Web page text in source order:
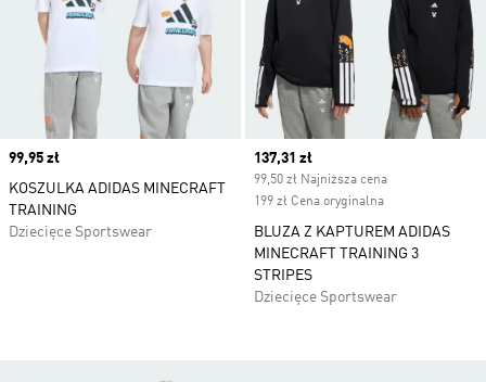
Price
99,95 zł
KOSZULKA ADIDAS MINECRAFT
TRAINING
Dziecięce Sportswear
Current price
137,31 zł
99,50 zł Najniższa cena
199 zł Cena oryginalna
BLUZA Z KAPTUREM ADIDAS
MINECRAFT TRAINING 3
STRIPES
Dziecięce Sportswear